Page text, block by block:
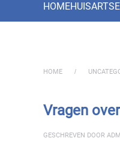
HOME
HOME
Vragen
GESCHREVEN DOOR